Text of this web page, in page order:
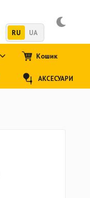
RU UA
Кошик
АКСЕСУАРИ